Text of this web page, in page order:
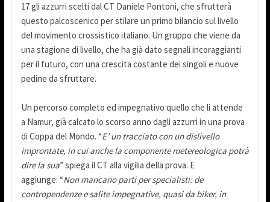
17 gli azzurri scelti dal CT Daniele Pontoni, che sfrutterà
questo palcoscenico per stilare un primo bilancio sul livello
del movimento crossistico italiano. Un gruppo che viene da
una stagione di livello, che ha già dato segnali incoraggianti
per il futuro, con una crescita costante dei singoli e nuove
pedine da sfruttare.
Un percorso completo ed impegnativo quello che li attende
a Namur, già calcato lo scorso anno dagli azzurri in una prova
di Coppa del Mondo. “E’ un tracciato con un dislivello
improntate, in cui anche la componente metereologica potrà
dire la sua” spiega il CT alla vigilia della prova. E
aggiunge: “Non mancano parti per specialisti: de
contropendenze e salite impegnative, quasi da biker, in